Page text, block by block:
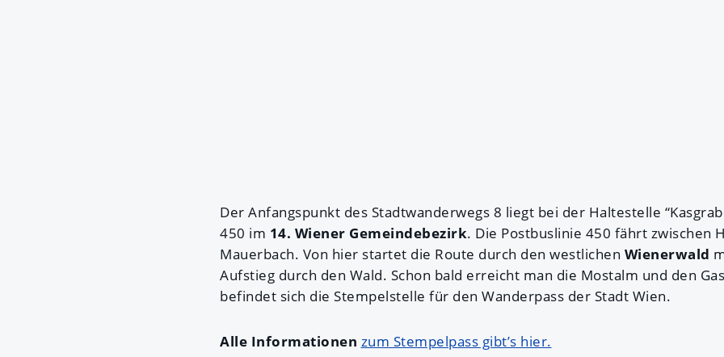
Der Anfangspunkt des Stadtwanderwegs 8 liegt bei der Haltestelle
450 im 14. Wiener Gemeindebezirk. Die Postbuslinie 450 fährt zwischen
Mauerbach. Von hier startet die Route durch den westlichen Wienerwald
Aufstieg durch den Wald. Schon bald erreicht man die Mostalm und den
befindet sich die Stempelstelle für den Wanderpass der Stadt Wien.
Alle Informationen zum Stempelpass gibt’s hier.